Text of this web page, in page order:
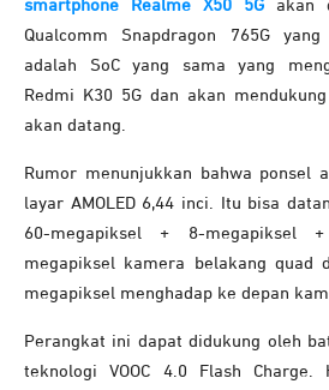
smartphone Realme X50 5G akan
Qualcomm Snapdragon 765G
adalah SoC yang sama yang
Redmi K30 5G dan akan
akan datang.
Rumor menunjukkan bahwa ponsel
layar AMOLED 6,44 inci. Itu bisa
60-megapiksel + 8-megapiksel
megapiksel kamera belakang quad
megapiksel menghadap ke depan
Perangkat ini dapat didukung oleh
teknologi VOOC 4.0 Flash Charge.